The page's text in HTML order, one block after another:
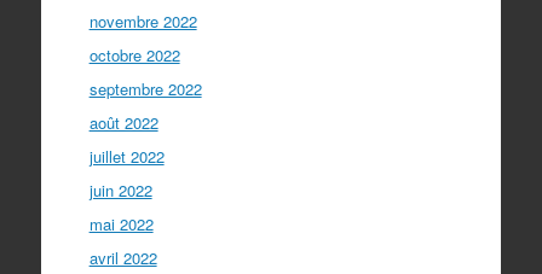
novembre 2022
octobre 2022
septembre 2022
août 2022
juillet 2022
juin 2022
mai 2022
avril 2022